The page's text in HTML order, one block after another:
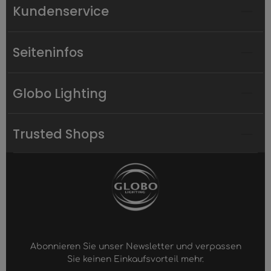
Kundenservice
Seiteninfos
Globo Lighting
Trusted Shops
Abonnieren Sie unser Newsletter und verpassen
Sie keinen Einkaufsvorteil mehr.